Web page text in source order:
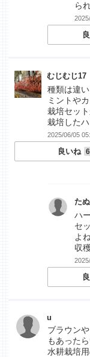
ら
むじむじ17
種類は違
ミントや
栽培セッ
栽培した
2025/06/05
良いね 6
た
ハ
セ
よね
収
u
ブラウン
もあった
水耕栽培